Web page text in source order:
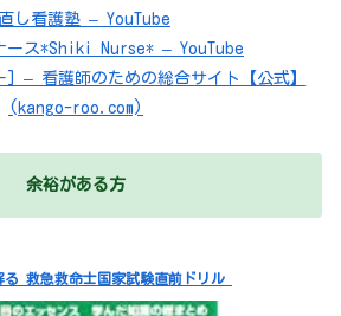
し看護塾 – YouTube
ース*Shiki Nurse* – YouTube
– 看護師のための総合サイト【公式】
(kango-roo.com)
余裕がある方
る 救急救命士国家試験直前ドリル